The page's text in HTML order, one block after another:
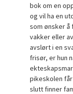
bok om en
og vil ha en
som ønsker å
vakker eller
avslørt i en
frisør, er hun
pikeskolen
slutt finner